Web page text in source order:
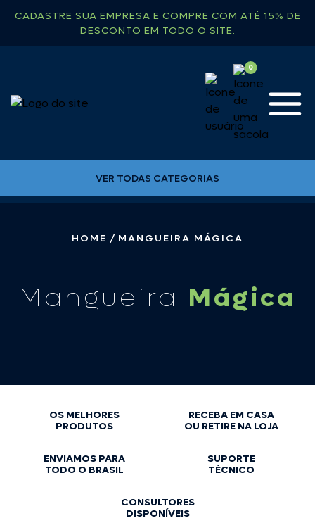
CADASTRE SUA EMPRESA E COMPRE COM ATÉ 15% DE
DESCONTO EM TODO O SITE.
VER TODAS CATEGORIAS
HOME MANGUEIRA MÁGICA
Mangueira Mágica
OS MELHORES
PRODUTOS
RECEBA EM CASA
OU RETIRE NA LOJA
ENVIAMOS PARA
TODO O BRASIL
SUPORTE
TÉCNICO
CONSULTORES
DISPONÍVEIS
PESQUISE